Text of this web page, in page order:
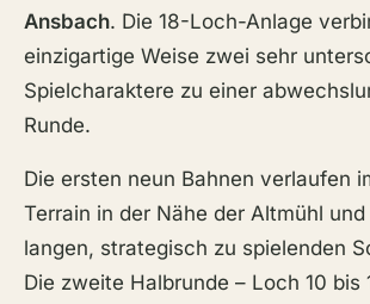
Ansbach. Die 18-Loch-Anlage
einzigartige Weise zwei sehr
Spielcharaktere zu einer
Runde.
Die ersten neun Bahnen verlaufen
Terrain in der Nähe der Altmühl
langen, strategisch zu spielenden
Die zweite Halbrunde – Loch 10 bis